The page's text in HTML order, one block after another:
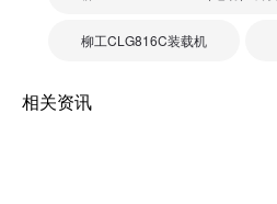
柳工CLG816C装载机
相关资讯